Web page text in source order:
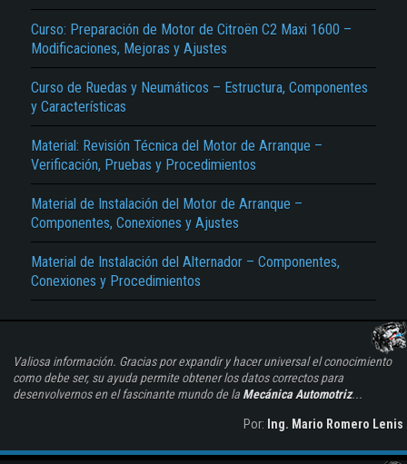
Curso: Preparación de Motor de Citroën C2 Maxi 1600 –
Modificaciones, Mejoras y Ajustes
Curso de Ruedas y Neumáticos – Estructura, Componentes
y Características
Material: Revisión Técnica del Motor de Arranque –
Verificación, Pruebas y Procedimientos
Material de Instalación del Motor de Arranque –
Componentes, Conexiones y Ajustes
Material de Instalación del Alternador – Componentes,
Conexiones y Procedimientos
Valiosa información. Gracias por expandir y hacer universal el conocimiento
como debe ser, su ayuda permite obtener los datos correctos para
desenvolvernos en el fascinante mundo de la Mecánica Automotriz...
Por: Ing. Mario Romero Lenis